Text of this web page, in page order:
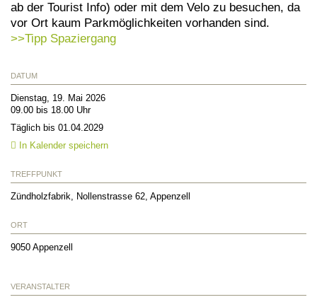
ab der Tourist Info) oder mit dem Velo zu besuchen, da
vor Ort kaum Parkmöglichkeiten vorhanden sind.
>>Tipp Spaziergang
DATUM
Dienstag, 19. Mai 2026
09.00 bis 18.00 Uhr
Täglich bis 01.04.2029
In Kalender speichern
TREFFPUNKT
Zündholzfabrik, Nollenstrasse 62, Appenzell
ORT
9050 Appenzell
VERANSTALTER